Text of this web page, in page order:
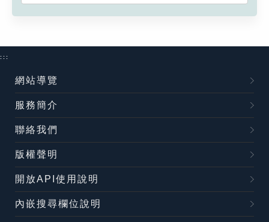
:::
網站導覽
服務簡介
聯絡我們
版權聲明
開放API使用說明
內嵌搜尋欄位說明